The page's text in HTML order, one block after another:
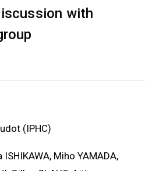
with
(IPHC)
Miho YAMADA,